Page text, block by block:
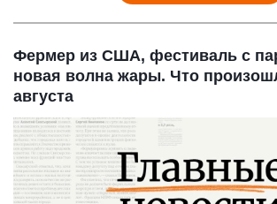
Фермер из США, фестиваль с
новая волна жары. Что
августа